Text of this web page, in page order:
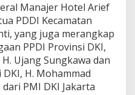
Manajer Hotel Arief
PDDI Kecamatan
yang juga merangkap
PPDI Provinsi DKI,
Ujang Sungkawa dan
H. Mohammad
dari PMI DKI Jakarta